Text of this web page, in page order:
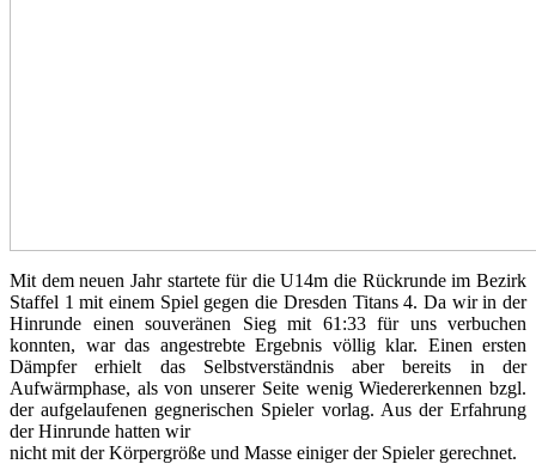
Mit dem neuen Jahr startete für die U14m die Rückrunde im Bezirk
Staffel 1 mit einem Spiel gegen die Dresden Titans 4. Da wir in der
Hinrunde einen souveränen Sieg mit 61:33 für uns verbuchen
konnten, war das angestrebte Ergebnis völlig klar. Einen ersten
Dämpfer erhielt das Selbstverständnis aber bereits in der
Aufwärmphase, als von unserer Seite wenig Wiedererkennen bzgl.
der aufgelaufenen gegnerischen Spieler vorlag. Aus der Erfahrung
der Hinrunde hatten wir
nicht mit der Körpergröße und Masse einiger der Spieler gerechnet.